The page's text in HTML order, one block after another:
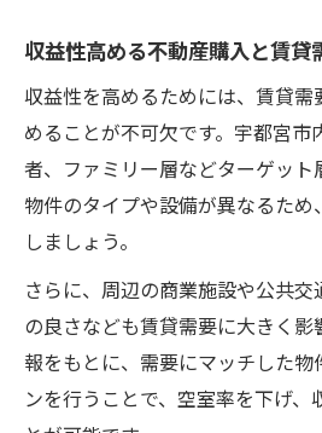
収益性高める不動産購入と賃貸
収益性を高めるためには、賃貸
めることが不可欠です。宇都宮市
者、ファミリー層などターゲット
物件のタイプや設備が異なるた
しましょう。
さらに、周辺の商業施設や公共
の良さなども賃貸需要に大きく影
報をもとに、需要にマッチした物
ンを行うことで、空室率を下げ、